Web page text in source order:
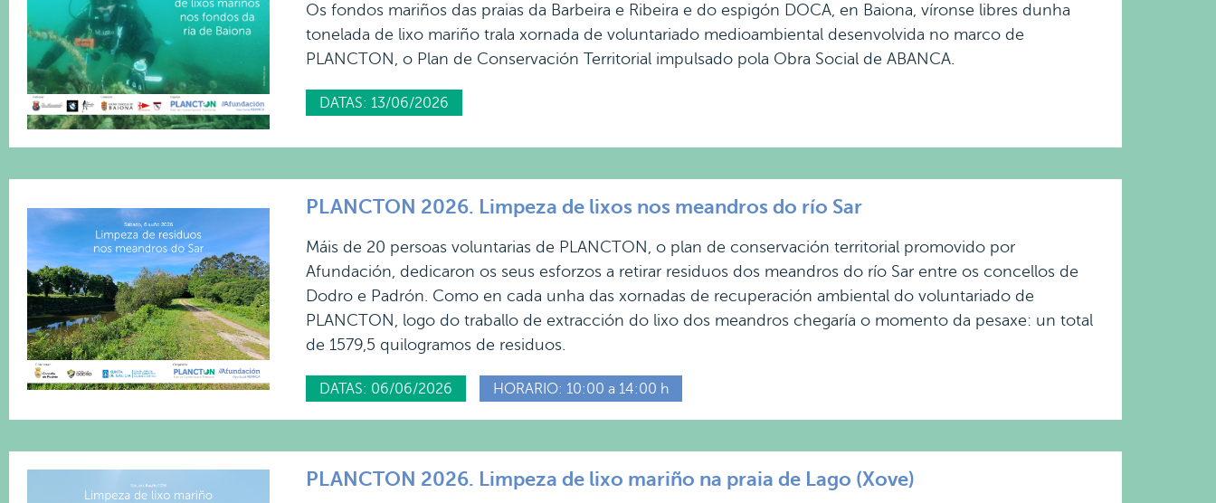
Os fondos mariños das praias da Barbeira e Ribeira e do espigón DOCA, en Baiona, víronse libres dunha
tonelada de lixo mariño trala xornada de voluntariado medioambiental desenvolvida no marco de
PLANCTON, o Plan de Conservación Territorial impulsado pola Obra Social de ABANCA.
DATAS: 13/06/2026
PLANCTON 2026. Limpeza de lixos nos meandros do río Sar
Máis de 20 persoas voluntarias de PLANCTON, o plan de conservación territorial promovido por
Afundación, dedicaron os seus esforzos a retirar residuos dos meandros do río Sar entre os concellos de
Dodro e Padrón. Como en cada unha das xornadas de recuperación ambiental do voluntariado de
PLANCTON, logo do traballo de extracción do lixo dos meandros chegaría o momento da pesaxe: un total
de 1579,5 quilogramos de residuos.
DATAS: 06/06/2026 HORARIO: 10:00 a 14:00 h
PLANCTON 2026. Limpeza de lixo mariño na praia de Lago (Xove)